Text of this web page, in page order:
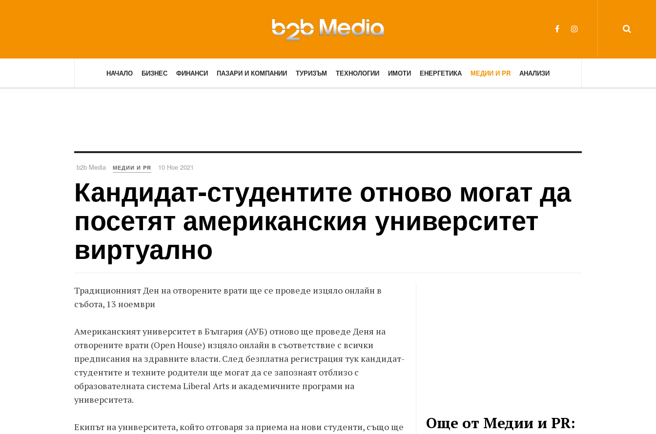
НАЧАЛО БИЗНЕС ФИНАНСИ ПАЗАРИ И КОМПАНИИ ТУРИЗЪМ ТЕХНОЛОГИИ ИМОТИ ЕНЕРГЕТИКА МЕДИИ И PR АНАЛИЗИ
b2b Media МЕДИИ И PR 10 Ное 2021
Кандидат-студентите отново могат да
посетят американския университет
виртуално
Традиционният Ден на отворените врати ще се проведе изцяло онлайн в
събота, 13 ноември
Американският университет в България (АУБ) отново ще проведе Деня на
отворените врати (Open House) изцяло онлайн в съответствие с всички
предписания на здравните власти. След безплатна регистрация тук кандидат-
студентите и техните родители ще могат да се запознаят отблизо с
образователната система Liberal Arts и академичните програми на
университета.
Екипът на университета, който отговаря за приема на нови студенти, също ще
Още от Медии и PR: